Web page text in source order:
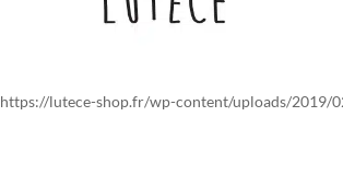
https://lutece-shop.fr/wp-content/uploads/2019/